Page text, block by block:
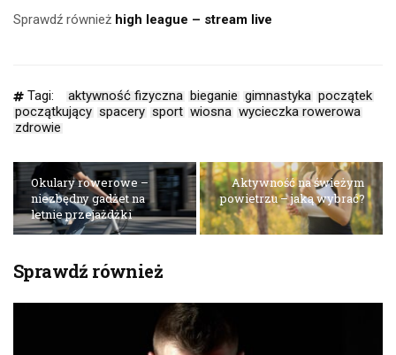
Sprawdź również high league – stream live
Tagi: aktywność fizyczna bieganie gimnastyka początek
początkujący spacery sport wiosna wycieczka rowerowa
zdrowie
Okulary rowerowe –
niezbędny gadżet na
letnie przejażdżki
Aktywność na świeżym
powietrzu – jaką wybrać?
Sprawdź również